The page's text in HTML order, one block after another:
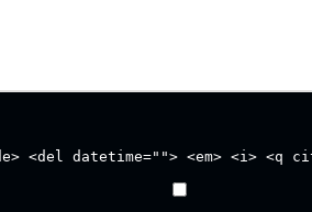
datetime=""> <em> <i> <q